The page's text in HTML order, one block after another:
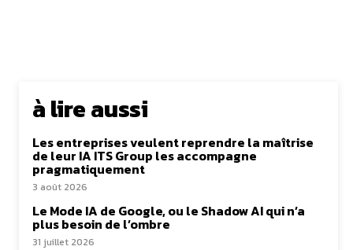
à lire aussi
Les entreprises veulent reprendre la maîtrise
de leur IA ITS Group les accompagne
pragmatiquement
3 août 2026
Le Mode IA de Google, ou le Shadow AI qui n’a
plus besoin de l’ombre
31 juillet 2026